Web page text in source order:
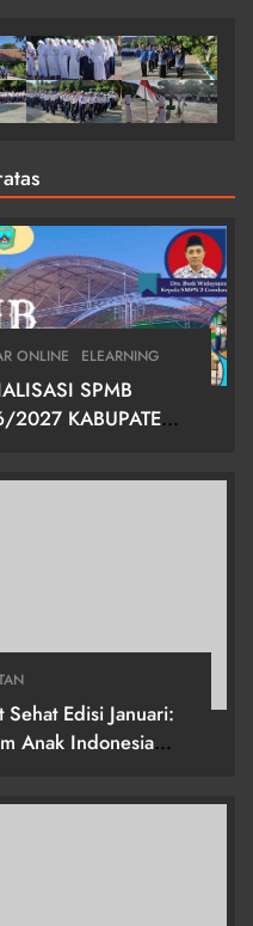
ONLINE ELEARNING
SPMB
2027 KABUPATEN
Sehat Edisi Januari:
Anak Indonesia